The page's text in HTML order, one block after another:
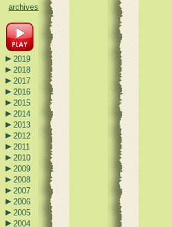
archives
► 2019
► 2018
► 2017
► 2016
► 2015
► 2014
► 2013
► 2012
► 2011
► 2010
► 2009
► 2008
► 2007
► 2006
► 2005
► 2004